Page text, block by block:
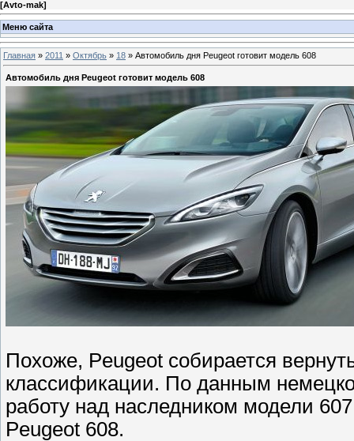
[Avto-mak]
Меню сайта
Главная » 2011 » Октябрь » 18 » Автомобиль дня Peugeot готовит модель 608
Автомобиль дня Peugeot готовит модель 608
Похоже, Peugeot собирается
классификации. По данным
работу над наследником модели
Peugeot 608.